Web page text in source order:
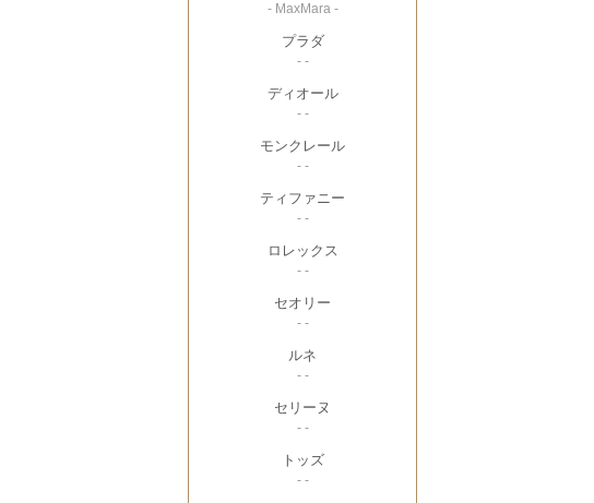
- MaxMara -
プラダ
- -
ディオール
- -
モンクレール
- -
ティファニー
- -
ロレックス
- -
セオリー
- -
ルネ
- -
セリーヌ
- -
トッズ
- -